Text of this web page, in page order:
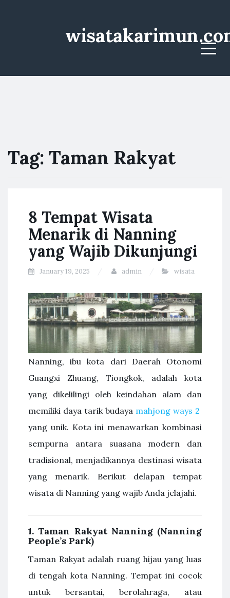
Menu
Tag: Taman Rakyat
8 Tempat Wisata
Menarik di Nanning
yang Wajib Dikunjungi
January 19, 2025 admin wisata
Nanning, ibu kota dari Daerah Otonomi
Guangxi Zhuang, Tiongkok, adalah kota
yang dikelilingi oleh keindahan alam dan
memiliki daya tarik budaya mahjong ways 2
yang unik. Kota ini menawarkan kombinasi
sempurna antara suasana modern dan
tradisional, menjadikannya destinasi wisata
yang menarik. Berikut delapan tempat
wisata di Nanning yang wajib Anda jelajahi.
1.Taman Rakyat Nanning (Nanning
People’s Park)
Taman Rakyat adalah ruang hijau yang luas
di tengah kota Nanning. Tempat ini cocok
untuk bersantai, berolahraga, atau